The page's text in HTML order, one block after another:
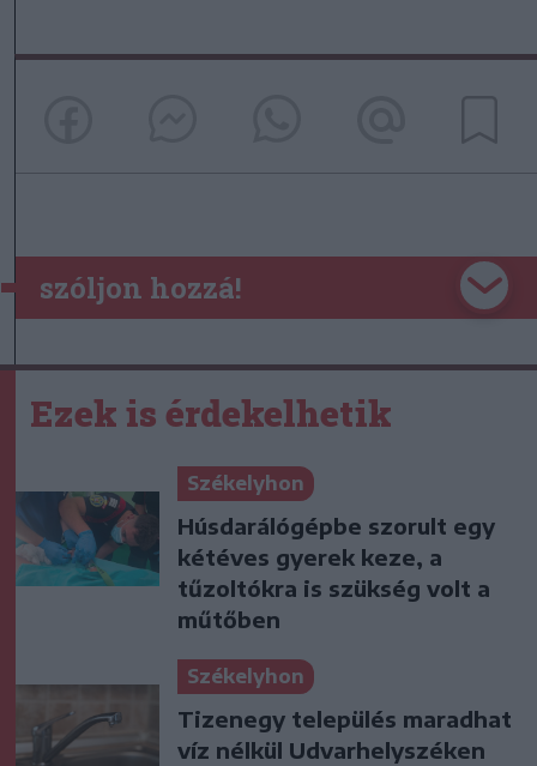
szóljon hozzá!
Ezek is érdekelhetik
Székelyhon
Húsdarálógépbe szorult egy
kétéves gyerek keze, a
tűzoltókra is szükség volt a
műtőben
Székelyhon
Tizenegy település maradhat
víz nélkül Udvarhelyszéken